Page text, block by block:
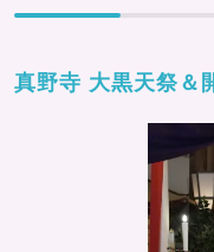
真野寺 大黒天祭＆